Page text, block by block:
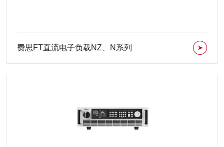
费思FT直流电子负载NZ、N系列